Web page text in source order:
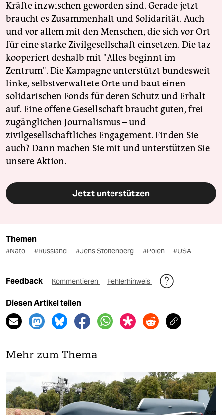
Kräfte inzwischen geworden sind. Gerade jetzt
braucht es Zusammenhalt und Solidarität. Auch
und vor allem mit den Menschen, die sich vor Ort
für eine starke Zivilgesellschaft einsetzen. Die taz
kooperiert deshalb mit "Alles beginnt im
Zentrum". Die Kampagne unterstützt bundesweit
linke, selbstverwaltete Orte und baut einen
solidarischen Fonds für deren Schutz und Erhalt
auf. Eine offene Gesellschaft braucht guten, frei
zugänglichen Journalismus – und
zivilgesellschaftliches Engagement. Finden Sie
auch? Dann machen Sie mit und unterstützen Sie
unsere Aktion.
Jetzt unterstützen
Themen
#Nato #Russland #Jens Stoltenberg #Polen #USA
Feedback Kommentieren Fehlerhinweis
Diesen Artikel teilen
Mehr zum Thema